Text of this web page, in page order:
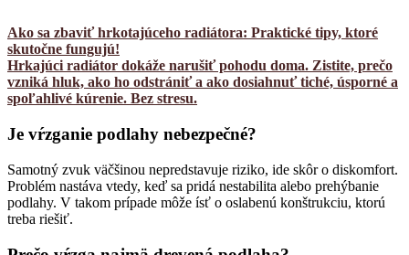
Ako sa zbaviť hrkotajúceho radiátora: Praktické tipy, ktoré
skutočne fungujú!
Hrkajúci radiátor dokáže narušiť pohodu doma. Zistite, prečo
vzniká hluk, ako ho odstrániť a ako dosiahnuť tiché, úsporné a
spoľahlivé kúrenie. Bez stresu.
Je vŕzganie podlahy nebezpečné?
Samotný zvuk väčšinou nepredstavuje riziko, ide skôr o diskomfort.
Problém nastáva vtedy, keď sa pridá nestabilita alebo prehýbanie
podlahy. V takom prípade môže ísť o oslabenú konštrukciu, ktorú
treba riešiť.